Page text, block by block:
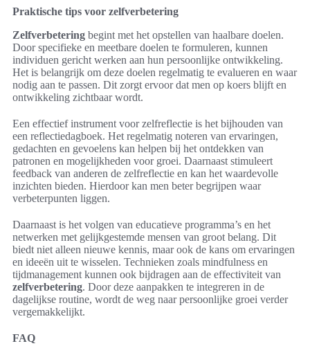
Praktische tips voor zelfverbetering
Zelfverbetering begint met het opstellen van haalbare doelen.
Door specifieke en meetbare doelen te formuleren, kunnen
individuen gericht werken aan hun persoonlijke ontwikkeling.
Het is belangrijk om deze doelen regelmatig te evalueren en waar
nodig aan te passen. Dit zorgt ervoor dat men op koers blijft en
ontwikkeling zichtbaar wordt.
Een effectief instrument voor zelfreflectie is het bijhouden van
een reflectiedagboek. Het regelmatig noteren van ervaringen,
gedachten en gevoelens kan helpen bij het ontdekken van
patronen en mogelijkheden voor groei. Daarnaast stimuleert
feedback van anderen de zelfreflectie en kan het waardevolle
inzichten bieden. Hierdoor kan men beter begrijpen waar
verbeterpunten liggen.
Daarnaast is het volgen van educatieve programma’s en het
netwerken met gelijkgestemde mensen van groot belang. Dit
biedt niet alleen nieuwe kennis, maar ook de kans om ervaringen
en ideeën uit te wisselen. Technieken zoals mindfulness en
tijdmanagement kunnen ook bijdragen aan de effectiviteit van
zelfverbetering. Door deze aanpakken te integreren in de
dagelijkse routine, wordt de weg naar persoonlijke groei verder
vergemakkelijkt.
FAQ